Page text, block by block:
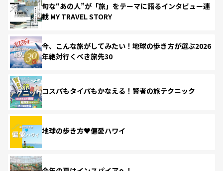
旬な“あの人”が「旅」をテーマに語るインタビュー連
載 MY TRAVEL STORY
今、こんな旅がしてみたい！地球の歩き方が選ぶ2026
年絶対行くべき旅先30
コスパもタイパもかなえる！賢者の旅テクニック
地球の歩き方♥偏愛ハワイ